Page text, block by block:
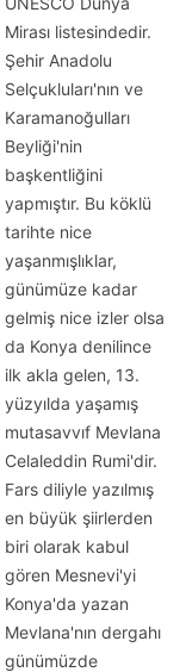
Mirası listesindedir.
Şehir Anadolu
Selçukluları'nın ve
Karamanoğulları
Beyliği'nin
başkentliğini
yapmıştır. Bu köklü
tarihte nice
yaşanmışlıklar,
günümüze kadar
gelmiş nice izler olsa
da Konya denilince
ilk akla gelen, 13.
yüzyılda yaşamış
mutasavvıf Mevlana
Celaleddin Rumi'dir.
Fars diliyle yazılmış
en büyük şiirlerden
biri olarak kabul
gören Mesnevi'yi
Konya'da yazan
Mevlana'nın dergahı
günümüzde